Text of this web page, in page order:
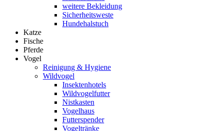
weitere Bekleidung
Sicherheitsweste
Hundehalstuch
Katze
Fische
Pferde
Vogel
Reinigung & Hygiene
Wildvogel
Insektenhotels
Wildvogelfutter
Nistkasten
Vogelhaus
Futterspender
Vogeltränke